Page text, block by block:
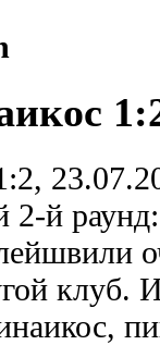
й
клуб.